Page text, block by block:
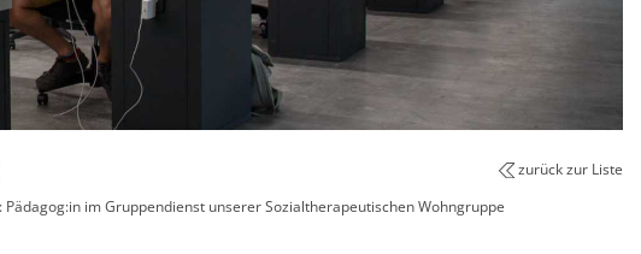
zurück zur Liste
: Pädagog:in im Gruppendienst unserer Sozialtherapeutischen Wohngruppe